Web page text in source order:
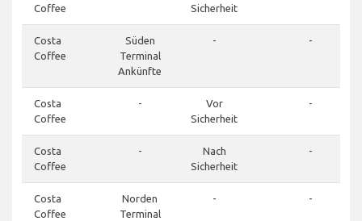
Coffee
Sicherheit
Costa
Coffee
Süden
Terminal
Ankünfte
- -
Costa
Coffee
-
Vor
Sicherheit
-
Costa
Coffee
-
Nach
Sicherheit
-
Costa
Coffee
Norden
Terminal
- -